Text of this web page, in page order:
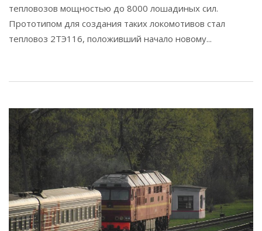
тепловозов мощностью до 8000 лошадиных сил.
Прототипом для создания таких локомотивов стал
тепловоз 2ТЭ116, положивший начало новому...